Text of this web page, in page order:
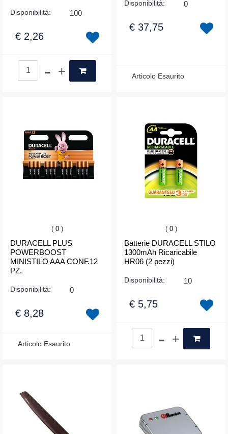
Disponibilità: 100
€ 2,26
Disponibilità: 0
€ 37,75
Articolo Esaurito
( 0 )
DURACELL PLUS
POWERBOOST
MINISTILO AAA CONF.12
PZ.
Disponibilità: 0
€ 8,28
Articolo Esaurito
( 0 )
Batterie DURACELL STILO
1300mAh Ricaricabile
HR06 (2 pezzi)
Disponibilità: 10
€ 5,75